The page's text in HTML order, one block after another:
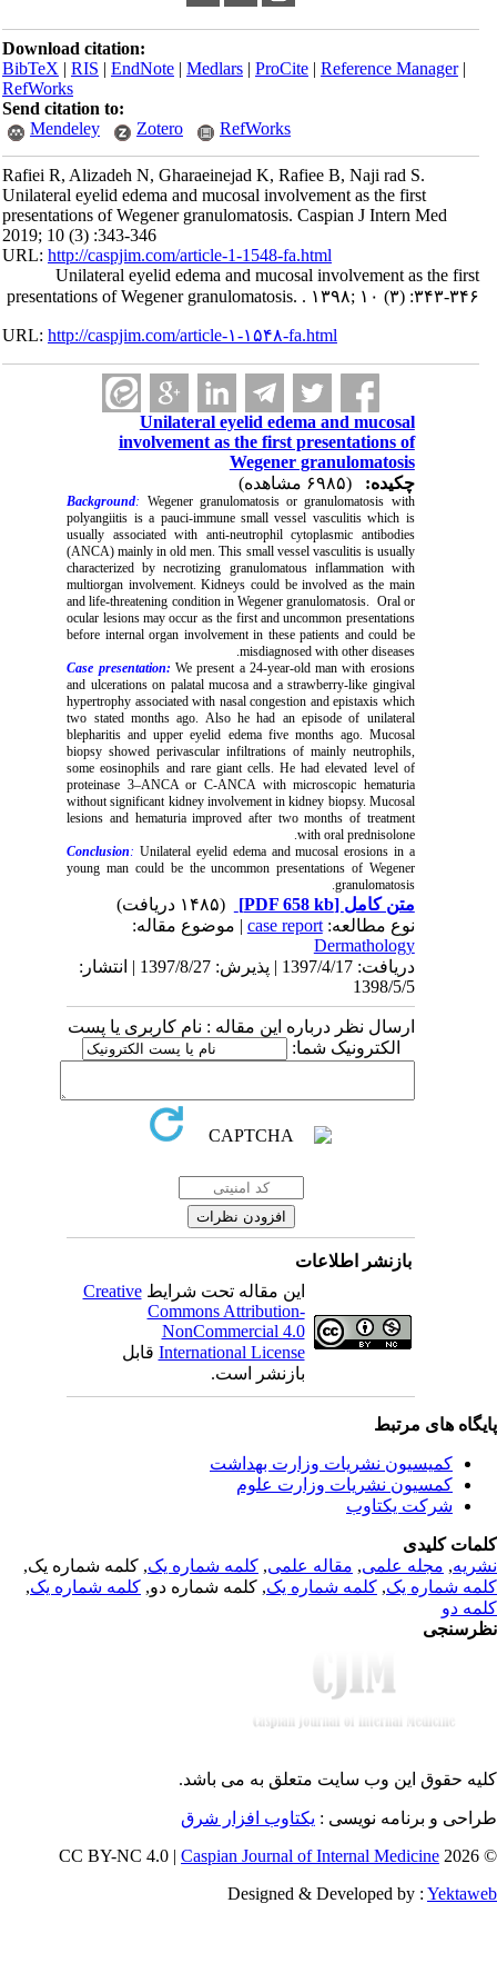
Download citation:
BibTeX|RIS|EndNote|Medlars|ProCite|Reference Manager
RefWorks
Send citation to:
Mendeley
Zotero RefWorks
Rafiei R, Alizadeh N, Gharaeinejad K, Rafiee B, Naji rad S.
Unilateral eyelid edema and mucosal involvement as the first
presentations of Wegener granulomatosis. Caspian J Intern Med
2019; 10 (3) :343-346
URL:http://caspjim.com/article-1-1548-fa.html
Unilateral eyelid edema and mucosal involvement as the first
presentations of Wegener granulomatosis. . ۱۳۹۸; ۱۰ (۳) :۳۴۳-۳۴۶
URL:http://caspjim.com/article-۱-۱۵۴۸-fa.html
Unilateral eyelid edema and mucosal
involvement as the first presentations of
Wegener granulomatosis
چکیده:
Background:Wegener granulomatosis or granulomatosis with
polyangiitis is a pauci-immune small vessel vasculitis which is
usually associated with anti-neutrophil cytoplasmic antibodies
(ANCA) mainly in old men. This small vessel vasculitis is usually
characterized by necrotizing granulomatous inflammation with
multiorgan involvement. Kidneys could be involved as the main
and life-threatening condition in Wegener granulomatosis. Oral or
ocular lesions may occur as the first and uncommon presentations
before internal organ involvement in these patients and could be
misdiagnosed with other diseases.
Case presentation:We present a 24-year-old man with erosions
and ulcerations on palatal mucosa and a strawberry-like gingival
hypertrophy associated with nasal congestion and epistaxis which
two stated months ago. Also he had an episode of unilateral
blepharitis and upper eyelid edema five months ago. Mucosal
biopsy showed perivascular infiltrations of mainly neutrophils,
some eosinophils and rare giant cells. He had elevated level of
proteinase 3–ANCA or C-ANCA with microscopic hematuria
without significant kidney involvement in kidney biopsy. Mucosal
lesions and hematuria improved after two months of treatment
with oral prednisolone.
Conclusion:Unilateral eyelid edema and mucosal erosions in a
young man could be the uncommon presentations of Wegener
granulomatosis.
متن کامل[PDF 658 kb]
نوع مطالعه:case report| موضوع مقاله:
Dermathology
دریافت: 1397/4/17 | پذیرش: 1397/8/27 | انتشار:
1398/5/5
ارسال نظر درباره این مقاله : نام کاربری یا پست
الکترونیک شما:
بازنشر اطلاعات
این مقاله تحت شرایطCreative
Commons Attribution-
NonCommercial 4.0
International Licenseقابل
بازنشر است.
های مرتبط
کمیسیون نشریات وزارت بهداشت
کمسیون نشریات وزارت علوم
شرکت یکتاوب
کلیدی
,مجله علمی, مقاله علمی, کلمه شماره یک, کلمه شماره یک,
شماره یک,کلمه شماره یک, کلمه شماره دو,کلمه شماره یک,
دو
حقوق این وب سایت متعلق بهمی باشد.
و برنامه نویسی : یکتاوب افزار شرق
©
Caspian Journal of Internal Medicine
Designed & Developed by :